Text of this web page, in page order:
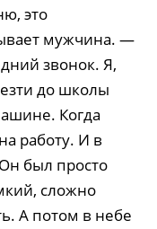
это
мужчина. —
звонок. Я,
до школы
Когда
работу. И в
был просто
сложно
А потом в небе